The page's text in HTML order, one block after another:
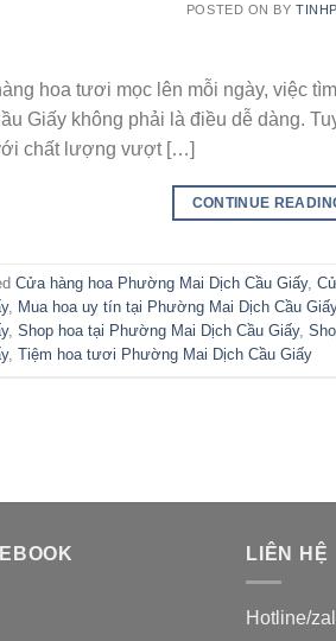
POSTED ON BY
hoa tươi mọc lên mỗi ngày, việc
Giấy không phải là điều dễ dàng.
chất lượng vượt […]
CONTINUE
Cửa hàng hoa Phường Mai Dịch Cầu Giấy,
, Mua hoa uy tín tại Phường Mai Dịch Cầu Giấy
, Shop hoa tại Phường Mai Dịch Cầu Giấy,
, Tiệm hoa tươi Phường Mai Dịch Cầu Giấy
LIÊN HỆ
Hotline/